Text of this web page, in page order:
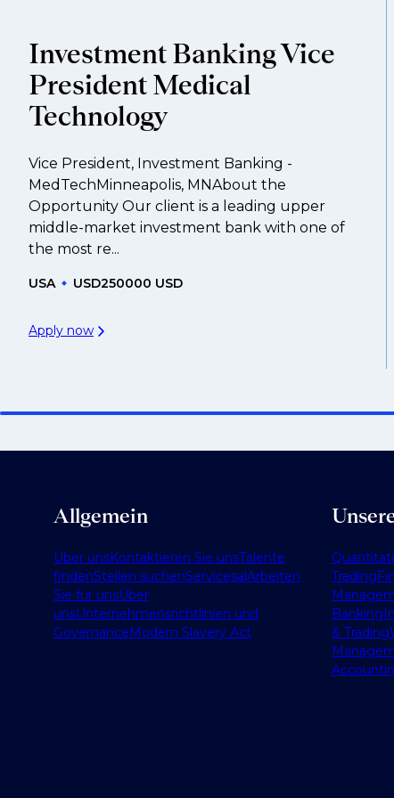
Investment Banking Vice
President Medical
Technology
Vice President, Investment Banking -
MedTechMinneapolis, MNAbout the
Opportunity Our client is a leading upper
middle-market investment bank with one of
the most re...
USA USD250000 USD
Apply now
Allgemein
Über unsKontaktieren Sie unsTalente
findenStellen suchenServicesalArbeiten
Sie für unsÜber
unsUnternehmensrichtlinien und
GovernanceModern Slavery Act
Trading
Banking
& Trading